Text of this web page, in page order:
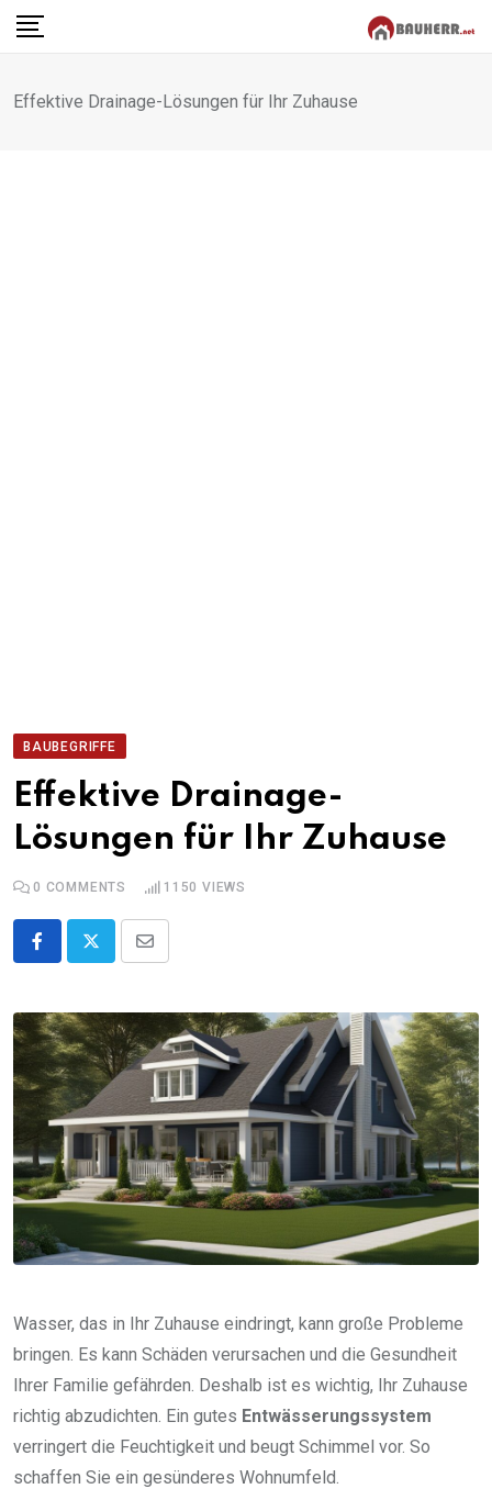
Skip
Effektive Drainage-Lösungen für Ihr Zuhause
BAUBEGRIFFE
Effektive Drainage-
Lösungen für Ihr Zuhause
0 COMMENTS 1150 VIEWS
Share
Email
Wasser, das in Ihr Zuhause eindringt, kann große Probleme
bringen. Es kann Schäden verursachen und die Gesundheit
Ihrer Familie gefährden. Deshalb ist es wichtig, Ihr Zuhause
richtig abzudichten. Ein gutes Entwässerungssystem
verringert die Feuchtigkeit und beugt Schimmel vor. So
schaffen Sie ein gesünderes Wohnumfeld.